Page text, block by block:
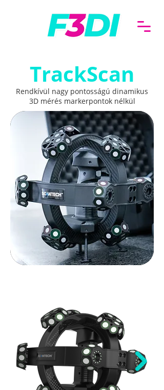
TrackScan
Rendkívül nagy pontosságú dinamikus
3D mérés markerpontok nélkül